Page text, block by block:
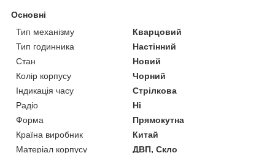
Основні
Тип механізму
Кварцовий
Тип годинника
Настінний
Стан
Новий
Колір корпусу
Чорний
Індикація часу
Стрілкова
Радіо
Ні
Форма
Прямокутна
Країна виробник
Китай
Матеріал корпусу
ДВП, Скло